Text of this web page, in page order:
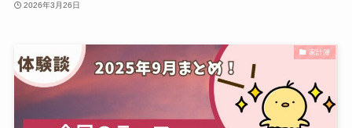
2026年3月26日
家計簿